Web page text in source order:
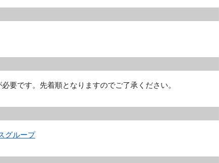
です。先着順となりますのでご了承ください。
グループ